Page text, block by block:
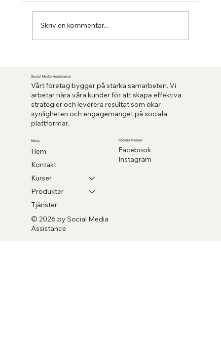
lyckas du 2025
Skriv en kommentar...
Social Media Assistance
Vårt företag bygger på starka samarbeten. Vi
arbetar nära våra kunder för att skapa effektiva
strategier och leverera resultat som ökar
synligheten och engagemanget på sociala
plattformar.
Meny
Hem
Kontakt
Kurser
Produkter
Tjänster
Sociala medier
Facebook
Instagram
© 2026 by Social Media
Assistance